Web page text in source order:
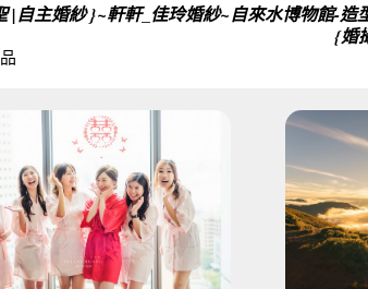
|自主婚紗 }~軒軒_佳玲婚紗~自來水博物館-造
{婚